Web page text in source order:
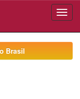
Brasil